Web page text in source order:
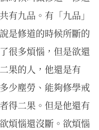
有九品。有「九品」
是修道的時候所斷的
很多煩惱，但是欲還
果的人，他還是有
少塵勞、能夠修學戒
得二果。但是他還有
煩惱還沒斷。欲煩惱